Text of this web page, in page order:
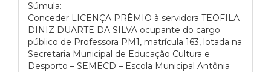
Súmula:
Conceder LICENÇA PRÊMIO à servidora TEOFILA
DINIZ DUARTE DA SILVA ocupante do cargo
público de Professora PM1, matrícula 163, lotada na
Secretaria Municipal de Educação Cultura e
Desporto – SEMECD – Escola Municipal Antônia